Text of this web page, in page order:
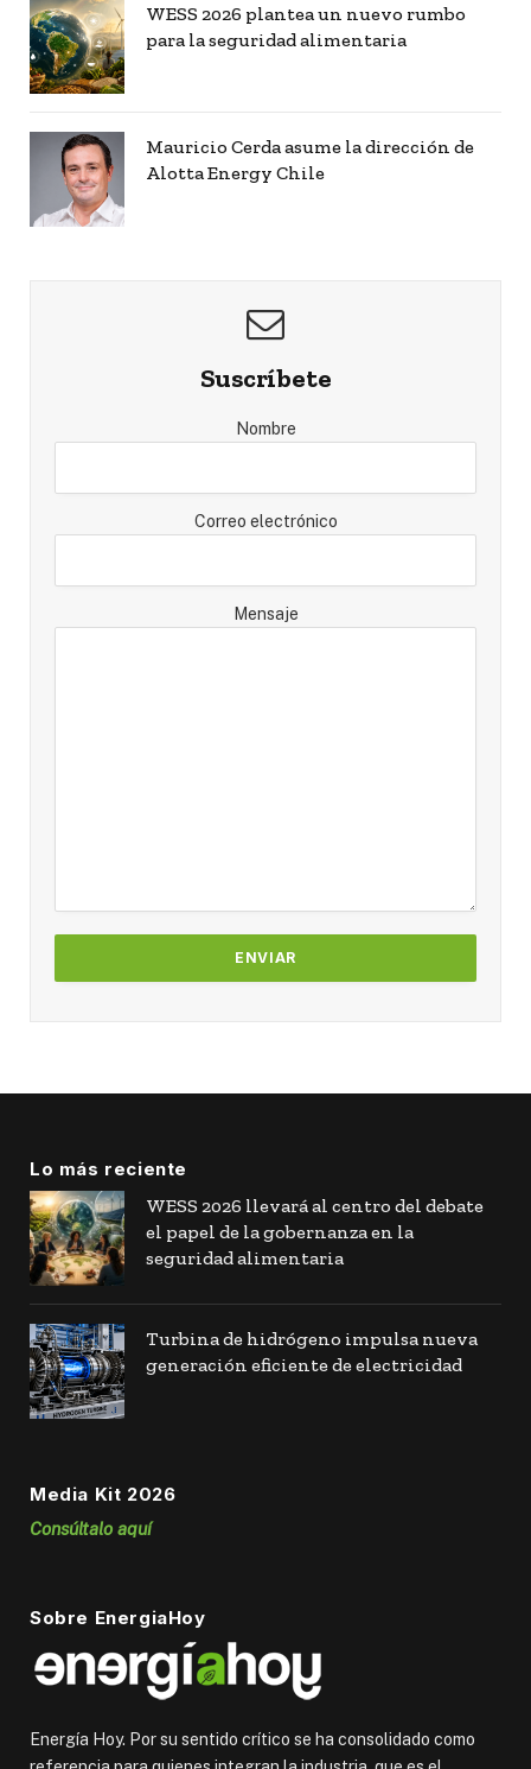
WESS 2026 plantea un nuevo rumbo
para la seguridad alimentaria
Mauricio Cerda asume la dirección de
Alotta Energy Chile
Suscríbete
Nombre
Correo electrónico
Mensaje
Lo más reciente
WESS 2026 llevará al centro del debate
el papel de la gobernanza en la
seguridad alimentaria
Turbina de hidrógeno impulsa nueva
generación eficiente de electricidad
Media Kit 2026
Consúltalo aquí
Sobre EnergiaHoy
Energía Hoy. Por su sentido crítico se ha consolidado como